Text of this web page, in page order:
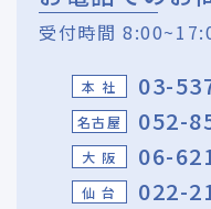
受付時間
本 社 03-
名古屋 052-
大 阪 06-
仙 台 022-